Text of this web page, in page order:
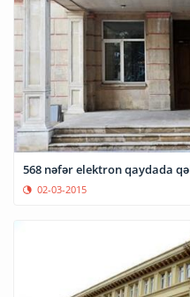
568 nəfər elektron qaydada
02-03-2015